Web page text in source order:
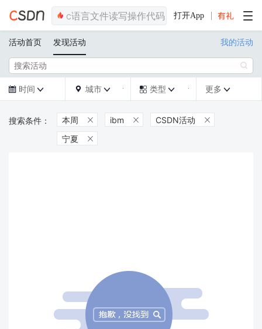
打开App
活动首页 发现活动 我的活动

 时间   城市   类型  更多 
本周  ibm  CSDN活动 
宁夏 